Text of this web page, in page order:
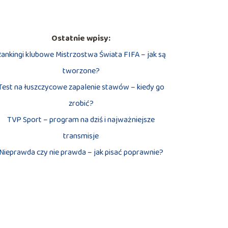
Ostatnie wpisy:
klubowe Mistrzostwa Świata FIFA – jak są
tworzone?
na łuszczycowe zapalenie stawów – kiedy go
zrobić?
TVP Sport – program na dziś i najważniejsze
transmisje
czy nie prawda – jak pisać poprawnie?